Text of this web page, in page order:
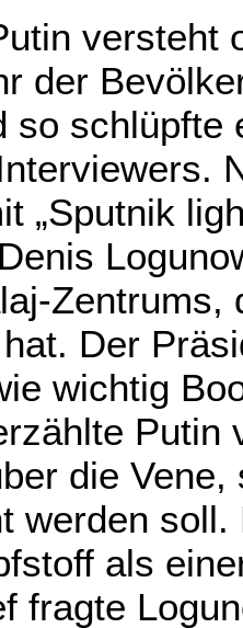
versteht
der
so schlüpfte
„Sputnik
Zentrums,
Der
wichtig
Putin
die
werden
als
fragte